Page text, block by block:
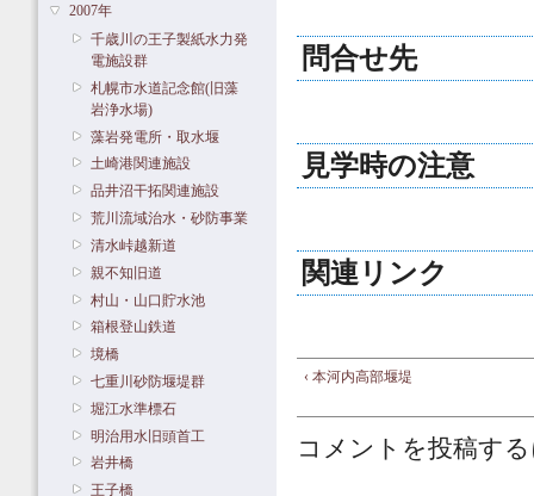
2007年
千歳川の王子製紙水力発
電施設群
札幌市水道記念館(旧藻
岩浄水場)
藻岩発電所・取水堰
土崎港関連施設
品井沼干拓関連施設
荒川流域治水・砂防事業
清水峠越新道
親不知旧道
村山・山口貯水池
箱根登山鉄道
境橋
七重川砂防堰堤群
堀江水準標石
明治用水旧頭首工
岩井橋
王子橋
問合せ先
見学時の注意
関連リンク
‹ 本河内高部堰堤
コメントを投稿す